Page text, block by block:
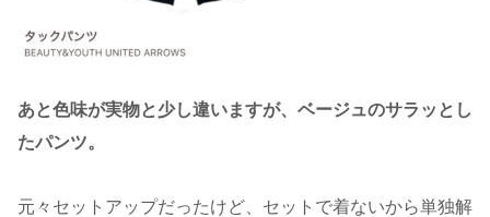
あと色味が実物と少し違いますが、ベージュのサラッとし
たパンツ。
元々セットアップだったけど、セットで着ないから単独解